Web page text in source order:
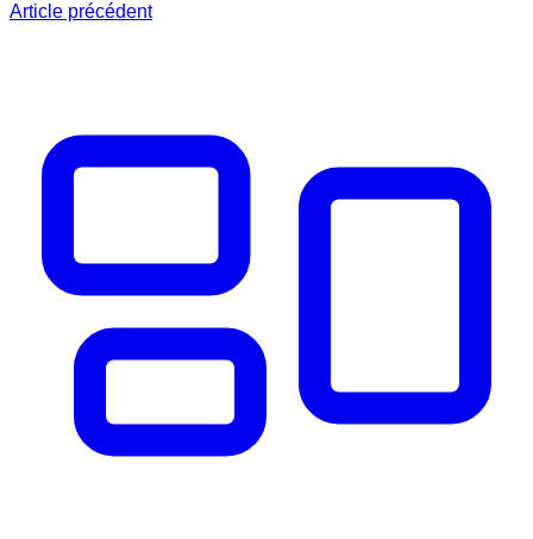
Article précédent